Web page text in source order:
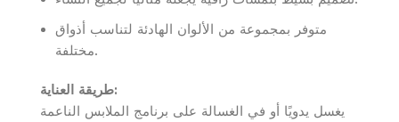
متوفر بمجموعة من الألوان الهادئة لتناسب أذواق
مختلفة.
طريقة العناية:
يغسل يدويًا أو في الغسالة على برنامج الملابس الناعمة